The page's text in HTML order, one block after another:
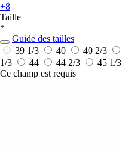
+8
Taille
*
Guide des tailles
39 1/3
40 40 2/3
1/3
44 44 2/3 45 1/3
Ce champ est requis